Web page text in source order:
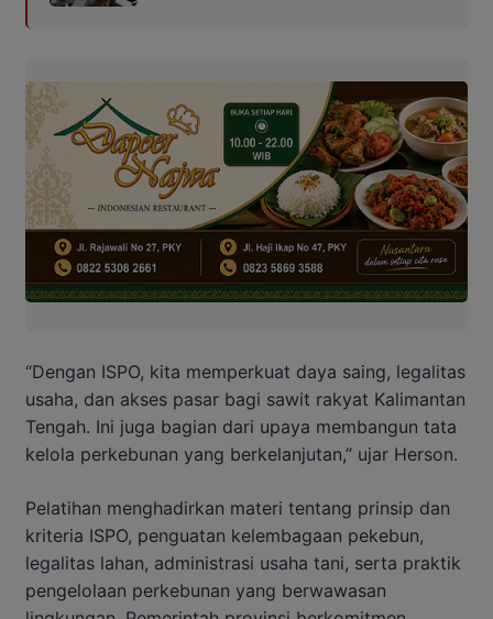
“Dengan ISPO, kita memperkuat daya saing, legalitas
usaha, dan akses pasar bagi sawit rakyat Kalimantan
Tengah. Ini juga bagian dari upaya membangun tata
kelola perkebunan yang berkelanjutan,” ujar Herson.
Pelatihan menghadirkan materi tentang prinsip dan
kriteria ISPO, penguatan kelembagaan pekebun,
legalitas lahan, administrasi usaha tani, serta praktik
pengelolaan perkebunan yang berwawasan